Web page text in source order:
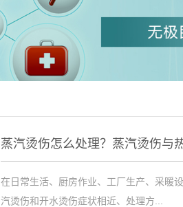
蒸汽烫伤怎么处理？蒸汽烫伤与
在日常生活、厨房作业、工厂生产、采暖
汽烫伤和开水烫伤症状相近、处理方...